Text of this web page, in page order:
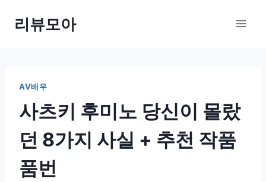
리뷰모아
AV배우
사츠키 후미노 당신이 몰랐
던 8가지 사실 + 추천 작품
품번